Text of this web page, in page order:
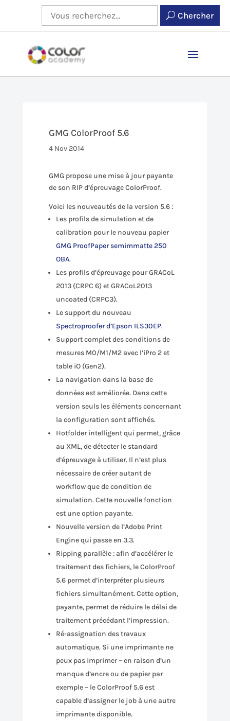
Chercher
GMG ColorProof 5.6
4 Nov 2014
GMG propose une mise à jour payante
de son RIP d’épreuvage ColorProof.
Voici les nouveautés de la version 5.6 :
Les profils de simulation et de
calibration pour le nouveau papier
GMG ProofPaper semimmatte 250
OBA.
Les profils d’épreuvage pour GRACoL
2013 (CRPC 6) et GRACoL2013
uncoated (CRPC3).
Le support du nouveau
Spectroproofer d’Epson ILS30EP.
Support complet des conditions de
mesures M0/M1/M2 avec l’iPro 2 et
table iO (Gen2).
La navigation dans la base de
données est améliorée. Dans cette
version seuls les éléments concernant
la configuration sont affichés.
Hotfolder intelligent qui permet, grâce
au XML, de détecter le standard
d’épreuvage à utiliser. Il n’est plus
nécessaire de créer autant de
workflow que de condition de
simulation. Cette nouvelle fonction
est une option payante.
Nouvelle version de l’Adobe Print
Engine qui passe en 3.3.
Ripping parallèle : afin d’accélérer le
traitement des fichiers, le ColorProof
5.6 permet d’interpréter plusieurs
fichiers simultanément. Cette option,
payante, permet de réduire le délai de
traitement précédant l’impression.
Ré-assignation des travaux
automatique. Si une imprimante ne
peux pas imprimer – en raison d’un
manque d’encre ou de papier par
exemple – le ColorProof 5.6 est
capable d’assigner le job à une autre
imprimante disponible.